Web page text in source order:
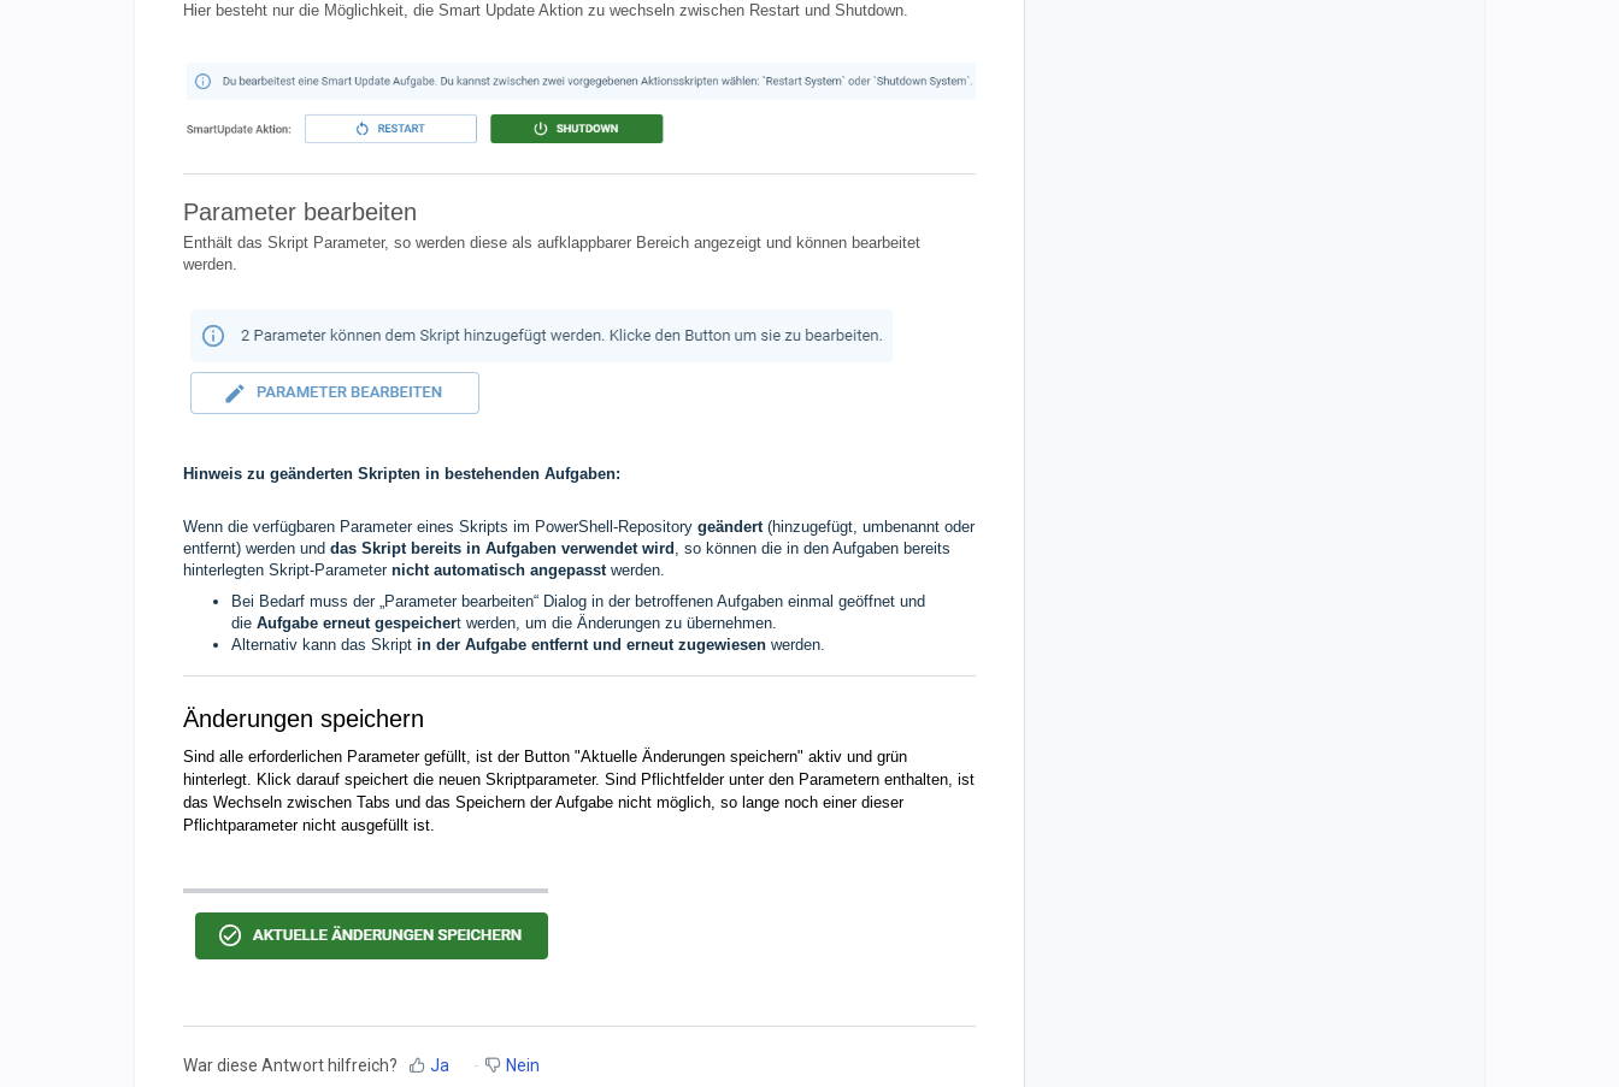
Hier besteht nur die Möglichkeit, die Smart Update Aktion zu wechseln zwischen Restart und Shutdown.
Parameter bearbeiten
Enthält das Skript Parameter, so werden diese als aufklappbarer Bereich angezeigt und können bearbeitet
werden.
Hinweis zu geänderten Skripten in bestehenden Aufgaben:
Wenn die verfügbaren Parameter eines Skripts im PowerShell-Repository geändert (hinzugefügt, umbenannt oder
entfernt) werden und das Skript bereits in Aufgaben verwendet wird , so können die in den Aufgaben bereits
hinterlegten Skript-Parameter nicht automatisch angepasst werden.
Bei Bedarf muss der „Parameter bearbeiten“ Dialog in der betroffenen Aufgaben einmal geöffnet und
die Aufgabe erneut gespeichert werden, um die Änderungen zu übernehmen.
Alternativ kann das Skript in der Aufgabe entfernt und erneut zugewiesen werden.
Änderungen speichern
Sind alle erforderlichen Parameter gefüllt, ist der Button "Aktuelle Änderungen speichern" aktiv und grün
hinterlegt. Klick darauf speichert die neuen Skriptparameter. Sind Pflichtfelder unter den Parametern enthalten, ist
das Wechseln zwischen Tabs und das Speichern der Aufgabe nicht möglich, so lange noch einer dieser
Pflichtparameter nicht ausgefüllt ist.
War diese Antwort hilfreich? Ja Nein